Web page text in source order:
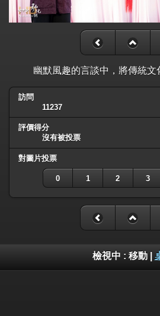
幽默風趣的言談中，將傳統文
訪問
11237
評價得分
沒有被投票
對圖片投票
0 1 2 3
檢視中 : 移動|